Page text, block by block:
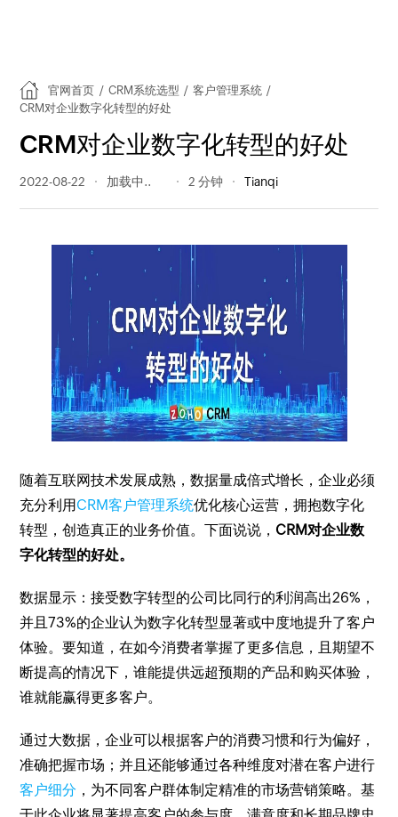
官网首页 / CRM系统选型 / 客户管理系统 /
CRM对企业数字化转型的好处
CRM对企业数字化转型的好处
2022-08-22 374 阅读量 2 分钟 Tianqi
随着互联网技术发展成熟，数据量成倍式增长，企业必须
充分利用CRM客户管理系统优化核心运营，拥抱数字化
转型，创造真正的业务价值。下面说说， CRM对企业数
字化转型的好处。
数据显示：接受数字转型的公司比同行的利润高出26%，
并且73%的企业认为数字化转型显著或中度地提升了客户
体验。要知道，在如今消费者掌握了更多信息，且期望不
断提高的情况下，谁能提供远超预期的产品和购买体验，
谁就能赢得更多客户。
通过大数据，企业可以根据客户的消费习惯和行为偏好，
准确把握市场；并且还能够通过各种维度对潜在客户进行
客户细分 ，为不同客户群体制定精准的市场营销策略。基